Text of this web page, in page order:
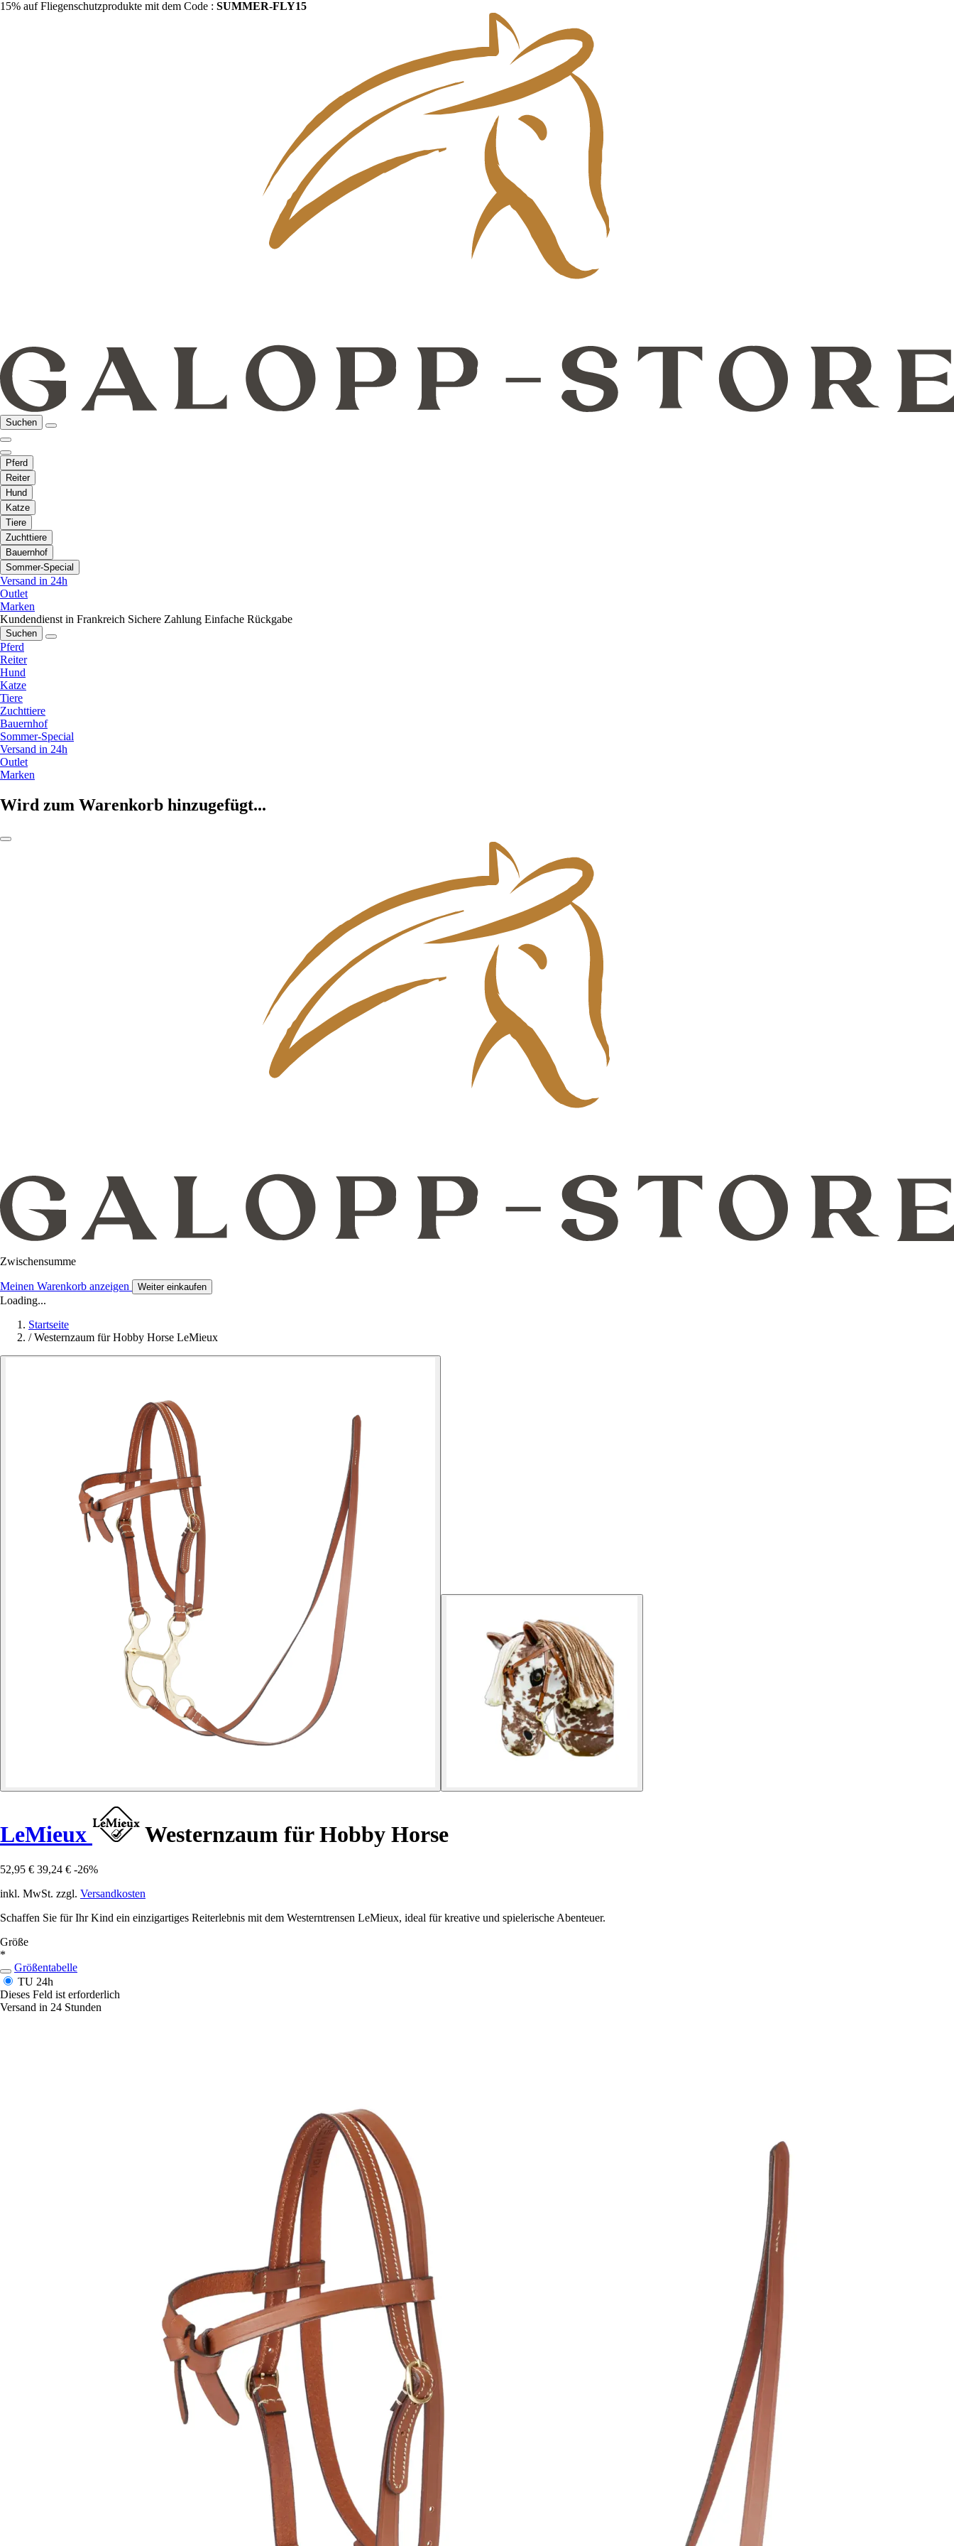
15% auf Fliegenschutzprodukte mit dem Code : SUMMER-FLY15
Suchen
Pferd
Reiter
Hund
Katze
Tiere
Zuchttiere
Bauernhof
Sommer-Special
Versand in 24h
Outlet
Marken
Kundendienst in Frankreich Sichere Zahlung Einfache Rückgabe
Suchen
Pferd
Reiter
Hund
Katze
Tiere
Zuchttiere
Bauernhof
Sommer-Special
Versand in 24h
Outlet
Marken
Wird zum Warenkorb hinzugefügt...
Zwischensumme
Meinen Warenkorb anzeigen Weiter einkaufen
Loading...
Startseite
/ Westernzaum für Hobby Horse LeMieux
LeMieux Westernzaum für Hobby Horse
52,95 € 39,24 € -26%
inkl. MwSt. zzgl. Versandkosten
Schaffen Sie für Ihr Kind ein einzigartiges Reiterlebnis mit dem Westerntrensen LeMieux, ideal für kreative und spielerische Abenteuer.
Größe
*
Größentabelle
TU 24h
Dieses Feld ist erforderlich
Versand in 24 Stunden